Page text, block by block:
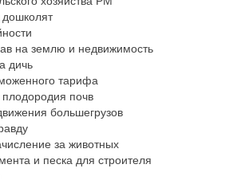
дошколят
на землю и недвижимость
дичь
тарифа
почв
большегрузов
за животных
и песка для строителя